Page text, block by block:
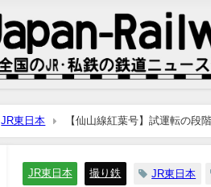
JR東日本 【仙山線紅葉号】試運転の段
JR東日本 撮り鉄 JR東日本